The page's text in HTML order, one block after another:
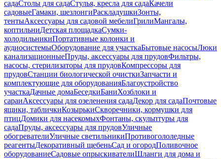
садаСтолы для садаСтулья, кресла для садаКачели
садовыеГамаки, шезлонгиРаскладушкиЗонты,
тентыАксессуары для садовой мебелиГрилиМангалы,
коптильниДетская площадкаСумки-
холодильникиПортативные колонки и
аудиосистемыОборудование для участкаБытовые насосыЛюки
канализационныеПруды, аксессуары для прудовФильтры,
насосы, стерилизаторы для прудовКомпрессоры для
прудовСтанции биологической очисткиЗапчасти и
комплектующие для оборудованияБлагоустройство
участкаДачные домаБеседкиБаниХозблоки и
сараиАксессуары для озеленения садаДекор для садаПочтовые
ящики, табличкиКозырькиСкворечники, кормушки для
птицДомики для насекомыхФонтаны, скульптуры для
садаПруды, аксессуары для прудовУличные
обогревателиУличные светильникиПротивогололедные
реагентыДекоративный щебеньСад и огородПоливочное
оборудованиеСадовые опрыскивателиШланги для дома и